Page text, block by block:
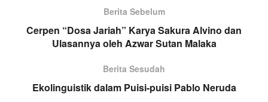
Berita Sebelum
Cerpen “Dosa Jariah” Karya Sakura Alvino dan
Ulasannya oleh Azwar Sutan Malaka
Berita Sesudah
Ekolinguistik dalam Puisi-puisi Pablo Neruda